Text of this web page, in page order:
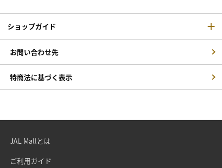
ショップガイド
お問い合わせ先
特商法に基づく表示
JAL Mallとは
ご利用ガイド